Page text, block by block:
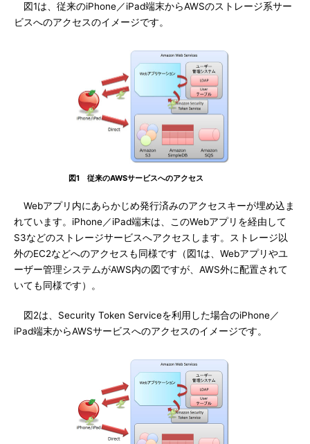
図1は、従来のiPhone／iPad端末からAWSのストレージ系サー
ビスへのアクセスのイメージです。
図1 従来のAWSサービスへのアクセス
Webアプリ内にあらかじめ発行済みのアクセスキーが埋め込ま
れています。iPhone／iPad端末は、このWebアプリを経由して
S3などのストレージサービスへアクセスします。ストレージ以
外のEC2などへのアクセスも同様です（図1は、Webアプリやユ
ーザー管理システムがAWS内の図ですが、AWS外に配置されて
いても同様です）。
図2は、Security Token Serviceを利用した場合のiPhone／
iPad端末からAWSサービスへのアクセスのイメージです。